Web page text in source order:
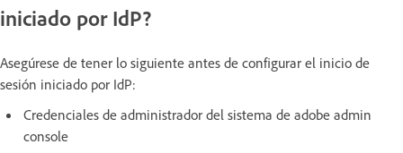
iniciado por IdP?
Asegúrese de tener lo siguiente antes de configurar el inicio de
sesión iniciado por IdP:
Credenciales de administrador del sistema de adobe admin
console